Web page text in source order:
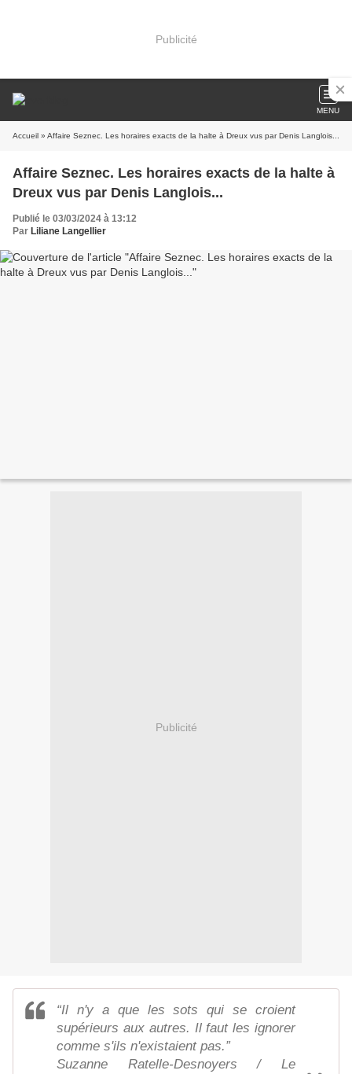
Publicité
MENU
Accueil » Affaire Seznec. Les horaires exacts de la halte à Dreux vus par Denis Langlois...
Affaire Seznec. Les horaires exacts de la halte à
Dreux vus par Denis Langlois...
Publié le 03/03/2024 à 13:12
Par Liliane Langellier
Publicité
“Il n'y a que les sots qui se croient
supérieurs aux autres. Il faut les ignorer
comme s'ils n'existaient pas.”
Suzanne Ratelle-Desnoyers / Le